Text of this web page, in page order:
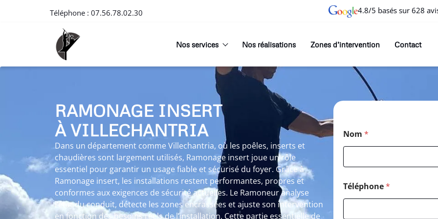
Téléphone : 07.56.78.02.30 4.8/5 basés sur 628
Nos services Nos réalisations Zones d’intervention Contact
RAMONAGE INSERT
À VILLECHANTRIA
Dans un département comme Villechantria, où les poêles, inserts et
chaudières sont largement utilisés, Ramonage insert joue un rôle
essentiel pour garantir un usage fiable et sécurisé du foyer. Grâce à
Ramonage insert, les installations restent performantes, propres et
conformes aux exigences de sécurité actuelles. Le Ramoneur analyse
l’état du conduit, détecte les zones encrassées et ajuste son intervention
en fonction des besoins réels de l’installation. Cette partie essentielle de
Nom *
Téléphone*